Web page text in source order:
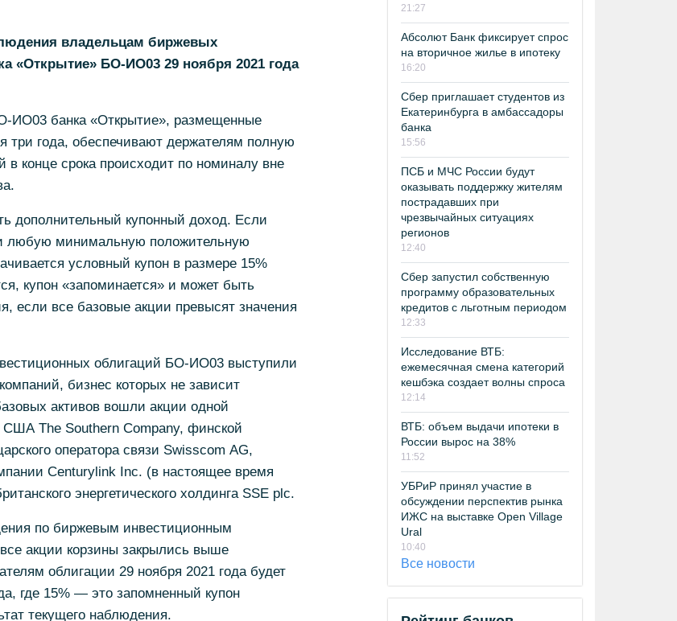
владельцам биржевых
«Открытие» БО-ИО03 29 ноября 2021 года
ИО03 банка «Открытие», размещенные
три года, обеспечивают держателям полную
конце срока происходит по номиналу вне
дополнительный купонный доход. Если
любую минимальную положительную
условный купон в размере 15%
купон «запоминается» и может быть
если все базовые акции превысят значения
облигаций БО-ИО03 выступили
бизнес которых не зависит
активов вошли акции одной
США The Southern Company, финской
оператора связи Swisscom AG,
Centurylink Inc. (в настоящее время
энергетического холдинга SSE plc.
по биржевым инвестиционным
акции корзины закрылись выше
облигации 29 ноября 2021 года будет
где 15% — это запомненный купон
текущего наблюдения.
21:27
Абсолют Банк фиксирует спрос
на вторичное жилье в ипотеку
16:20
Сбер приглашает студентов из
Екатеринбурга в амбассадоры
банка
15:56
ПСБ и МЧС России будут
оказывать поддержку жителям
пострадавших при
чрезвычайных ситуациях
регионов
12:40
Сбер запустил собственную
программу образовательных
кредитов с льготным периодом
12:33
Исследование ВТБ:
ежемесячная смена категорий
кешбэка создает волны спроса
12:14
ВТБ: объем выдачи ипотеки в
России вырос на 38%
11:52
УБРиР принял участие в
обсуждении перспектив рынка
ИЖС на выставке Open Village
Ural
10:40
Все новости